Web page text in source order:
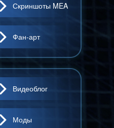
Скриншоты MEA
Фан-арт
Видеоблог
Моды